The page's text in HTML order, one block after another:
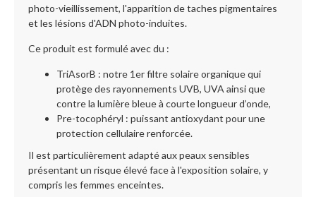
photo-vieillissement, l'apparition de taches pigmentaires
et les lésions d'ADN photo-induites.
Ce produit est formulé avec du :
TriAsorB : notre 1er filtre solaire organique qui
protège des rayonnements UVB, UVA ainsi que
contre la lumière bleue à courte longueur d’onde,
Pre-tocophéryl : puissant antioxydant pour une
protection cellulaire renforcée.
Il est particulièrement adapté aux peaux sensibles
présentant un risque élevé face à l'exposition solaire, y
compris les femmes enceintes.